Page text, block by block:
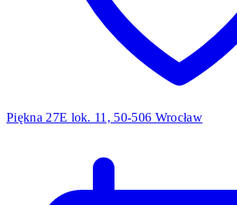
Piękna 27E lok. 11, 50-506 Wrocław